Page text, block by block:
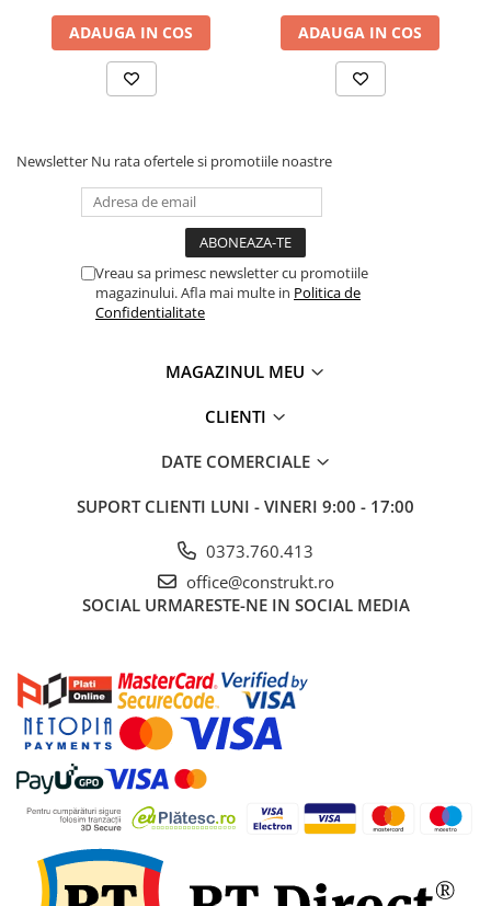
Vane si servomotoare
Servoregulatoare
Termostate pentru ventilo-
UPS-uri si stabilizatoare de
Ventile liniare
Ventile electromagnetice
Termostate aplicatii industriale
Echipamente pentru tratarea si
Pompe submersibile
Pompe pentru piscine
Motopompe
Vase de expansiune pentru
hidrofor
Grupuri de pompare apa
Rezervoare apa si accesorii stocare
Echipamente de filtrare si
dedurizare apa
Contoare de apa - Apometre
Camine apometru
instalare, antracit
ADAUGA IN COS
instalare, auriu mat
ADAUGA IN COS
Newsletter Nu rata ofertele si promotiile noastre
Vreau sa primesc newsletter cu promotiile
magazinului. Afla mai multe in Politica de
Confidentialitate
MAGAZINUL MEU
CLIENTI
DATE COMERCIALE
SUPORT CLIENTI LUNI - VINERI 9:00 - 17:00
0373.760.413
office@construkt.ro
SOCIAL URMARESTE-NE IN SOCIAL MEDIA